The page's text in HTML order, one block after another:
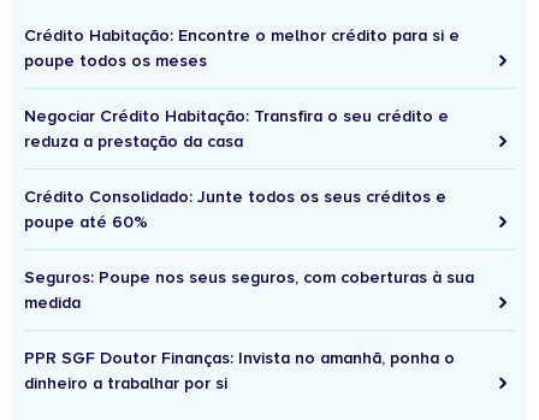
Crédito Habitação: Encontre o melhor crédito para si e
poupe todos os meses
Negociar Crédito Habitação: Transfira o seu crédito e
reduza a prestação da casa
Crédito Consolidado: Junte todos os seus créditos e
poupe até 60%
Seguros: Poupe nos seus seguros, com coberturas à sua
medida
PPR SGF Doutor Finanças: Invista no amanhã, ponha o
dinheiro a trabalhar por si